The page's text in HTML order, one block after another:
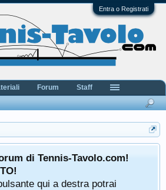
Entra o Registrati
di Tennis-Tavolo.com!
qui a destra potrai
Forum Staff